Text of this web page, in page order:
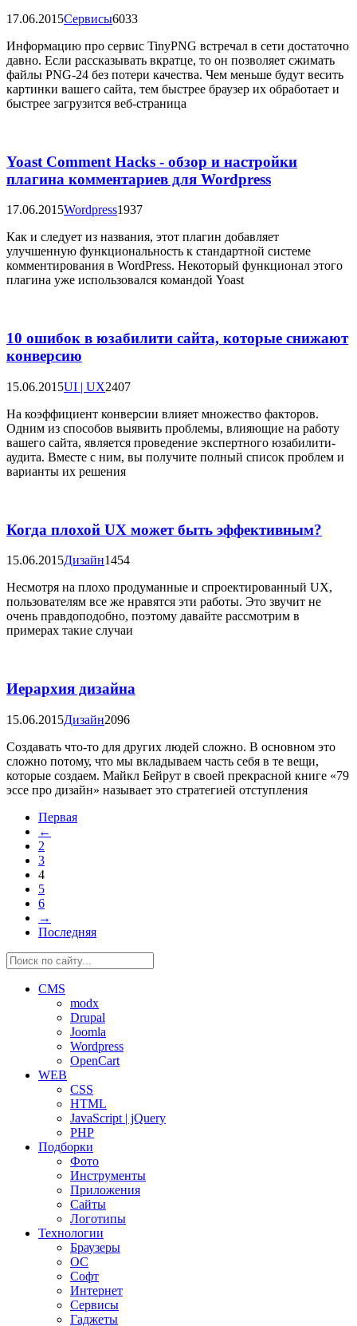
17.06.2015Сервисы6033
Информацию про сервис TinyPNG встречал в сети достаточно
давно. Если рассказывать вкратце, то он позволяет сжимать
файлы PNG-24 без потери качества. Чем меньше будут весить
картинки вашего сайта, тем быстрее браузер их обработает и
быстрее загрузится веб-страница
Yoast Comment Hacks - обзор и настройки
плагина комментариев для Wordpress
17.06.2015Wordpress1937
Как и следует из названия, этот плагин добавляет
улучшенную функциональность к стандартной системе
комментирования в WordPress. Некоторый функционал этого
плагина уже использовался командой Yoast
10 ошибок в юзабилити сайта, которые снижают
конверсию
15.06.2015UI | UX2407
На коэффициент конверсии влияет множество факторов.
Одним из способов выявить проблемы, влияющие на работу
вашего сайта, является проведение экспертного юзабилити-
аудита. Вместе с ним, вы получите полный список проблем и
варианты их решения
Когда плохой UX может быть эффективным?
15.06.2015Дизайн1454
Несмотря на плохо продуманные и спроектированный UX,
пользователям все же нравятся эти работы. Это звучит не
очень правдоподобно, поэтому давайте рассмотрим в
примерах такие случаи
Иерархия дизайна
15.06.2015Дизайн2096
Создавать что-то для других людей сложно. В основном это
сложно потому, что мы вкладываем часть себя в те вещи,
которые создаем. Майкл Бейрут в своей прекрасной книге «79
эссе про дизайн» называет это стратегией отступления
Первая
←
2
3
4
5
6
→
Последняя
CMS
modx
Drupal
Joomla
Wordpress
OpenCart
WEB
CSS
HTML
JavaScript | jQuery
PHP
Подборки
Фото
Инструменты
Приложения
Сайты
Логотипы
Технологии
Браузеры
ОС
Софт
Интернет
Сервисы
Гаджеты